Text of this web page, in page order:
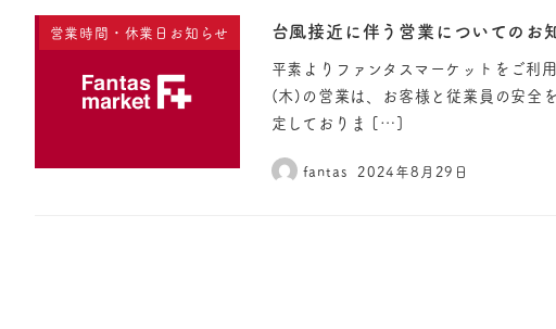
営業時間・休業日お知らせ 台風接近に伴う営業についての
平素よりファンタスマーケットをご利
(木)の営業は、お客様と従業員の安全
定しておりま […]
fantas 2024年8月29日